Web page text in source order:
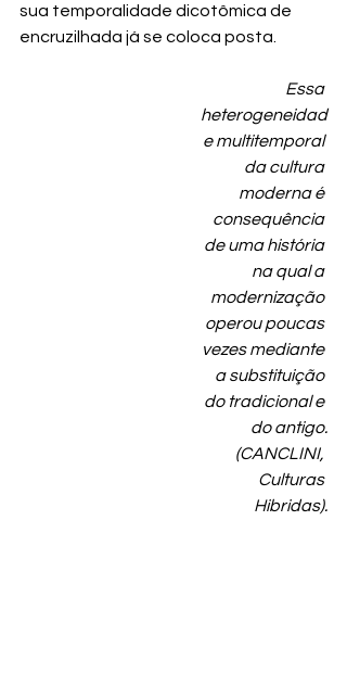
sua temporalidade dicotômica de
encruzilhada já se coloca posta.
Essa
heterogeneidad
e multitemporal
da cultura
moderna é
consequência
de uma história
na qual a
modernização
operou poucas
vezes mediante
a substituição
do tradicional e
do antigo.
(CANCLINI,
Culturas
Hibridas).